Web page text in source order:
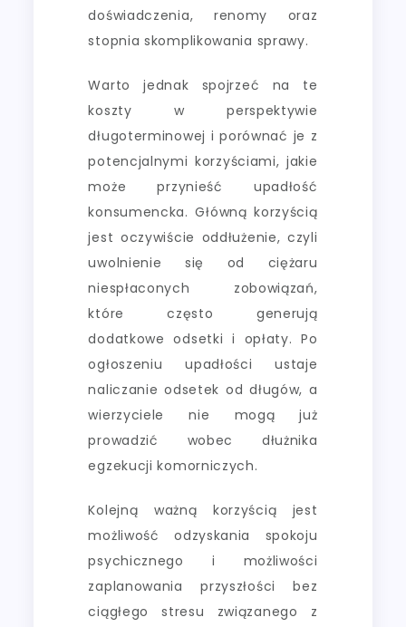
doświadczenia, renomy oraz
stopnia skomplikowania sprawy.
Warto jednak spojrzeć na te
koszty w perspektywie
długoterminowej i porównać je z
potencjalnymi korzyściami, jakie
może przynieść upadłość
konsumencka. Główną korzyścią
jest oczywiście oddłużenie, czyli
uwolnienie się od ciężaru
niespłaconych zobowiązań,
które często generują
dodatkowe odsetki i opłaty. Po
ogłoszeniu upadłości ustaje
naliczanie odsetek od długów, a
wierzyciele nie mogą już
prowadzić wobec dłużnika
egzekucji komorniczych.
Kolejną ważną korzyścią jest
możliwość odzyskania spokoju
psychicznego i możliwości
zaplanowania przyszłości bez
ciągłego stresu związanego z